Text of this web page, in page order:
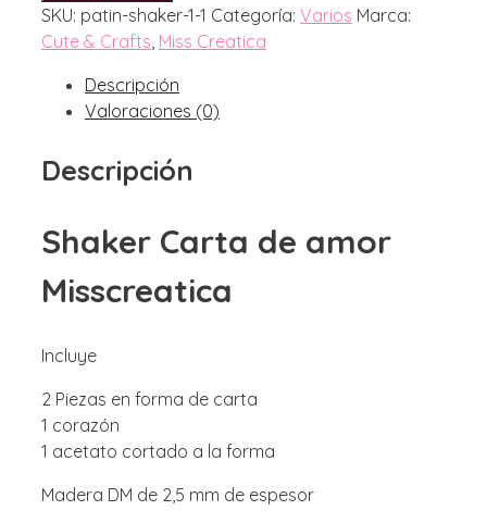
SKU: patin-shaker-1-1 Categoría: Varios Marca:
Cute & Crafts Miss Creatica
Descripción
Valoraciones (0)
Descripción
Shaker Carta de amor
Misscreatica
Incluye
2 Piezas en forma de carta
1 corazón
1 acetato cortado a la forma
Madera DM de 2,5 mm de espesor